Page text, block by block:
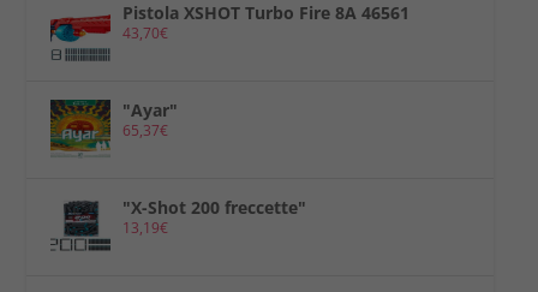
Pistola XSHOT Turbo Fire 8A 46561
43,70€
"Ayar"
65,37€
"X-Shot 200 freccette"
13,19€